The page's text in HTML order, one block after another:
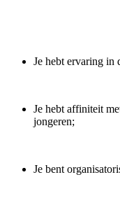
Je hebt ervaring in
Je hebt affiniteit
jongeren;
Je bent